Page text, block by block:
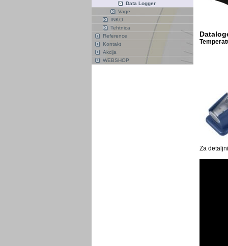
Data Logger
Vage
INKO
Tehtnica
Reference
Kontakt
Akcija
WEBSHOP
Za